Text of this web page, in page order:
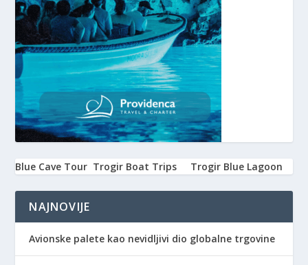
Blue Cave Tour Trogir Boat Trips Trogir Blue Lagoon
NAJNOVIJE
Avionske palete kao nevidljivi dio globalne trgovine